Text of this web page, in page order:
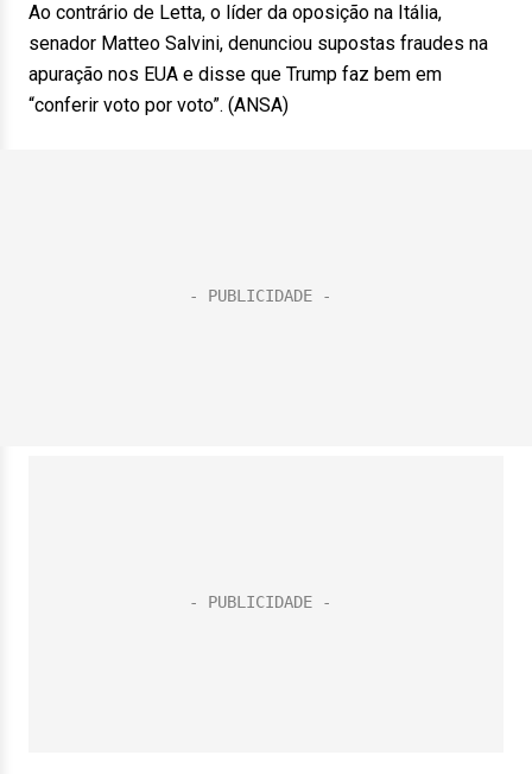
Ao contrário de Letta, o líder da oposição na Itália,
senador Matteo Salvini, denunciou supostas fraudes na
apuração nos EUA e disse que Trump faz bem em
“conferir voto por voto”. (ANSA)